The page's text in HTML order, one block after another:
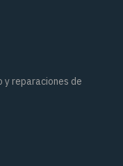
y reparaciones de